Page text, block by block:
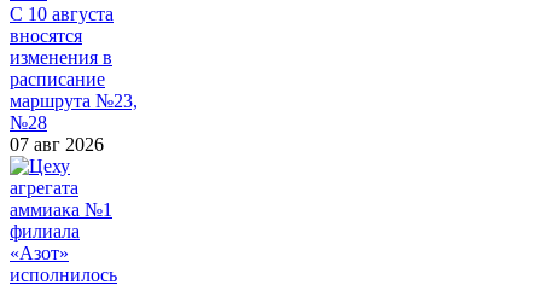
С 10 августа
вносятся
изменения в
расписание
маршрута №23,
№28
07 авг 2026